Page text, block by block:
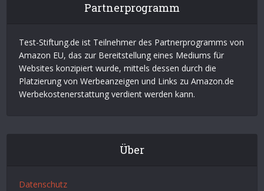
Partnerprogramm
Test-Stiftung.de ist Teilnehmer des Partnerprogramms von
Amazon EU, das zur Bereitstellung eines Mediums für
Websites konzipiert wurde, mittels dessen durch die
Platzierung von Werbeanzeigen und Links zu Amazon.de
Werbekostenerstattung verdient werden kann.
Über
Datenschutz